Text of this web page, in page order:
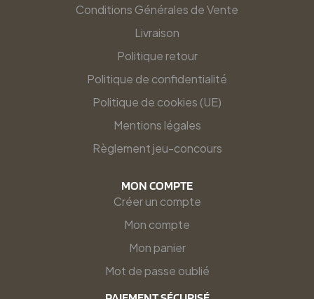
Conditions Générales de Vente
Livraison
Politique retour
Politique de confidentialité
Politique de cookies (UE)
Mentions légales
Règlement jeu-concours
MON COMPTE
Créer un compte
Mon compte
Mon panier
Mot de passe oublié